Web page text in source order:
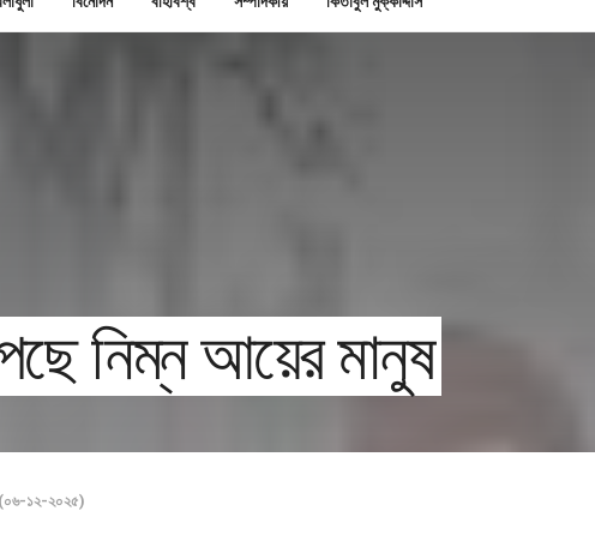
নিম্ন আয়ের মানুষ
(০৬-১২-২০২৫)